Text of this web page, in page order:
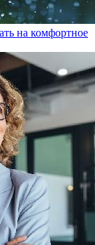
на комфортное